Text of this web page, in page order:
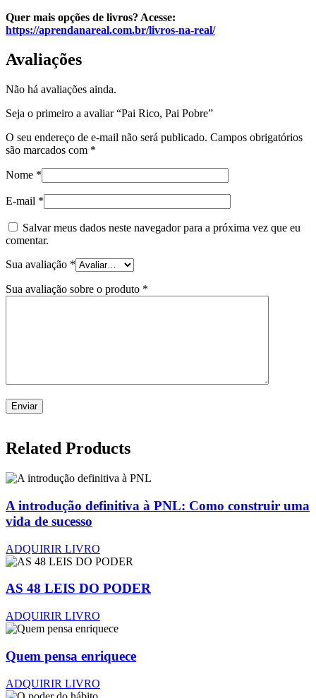
Quer mais opções de livros? Acesse:
https://aprendanareal.com.br/livros-na-real/
Avaliações
Não há avaliações ainda.
Seja o primeiro a avaliar “Pai Rico, Pai Pobre”
O seu endereço de e-mail não será publicado. Campos obrigatórios
são marcados com *
Nome *
E-mail *
Salvar meus dados neste navegador para a próxima vez que eu
comentar.
Sua avaliação *
Sua avaliação sobre o produto *
Related Products
A introdução definitiva à PNL: Como construir uma
vida de sucesso
ADQUIRIR LIVRO
AS 48 LEIS DO PODER
ADQUIRIR LIVRO
Quem pensa enriquece
ADQUIRIR LIVRO